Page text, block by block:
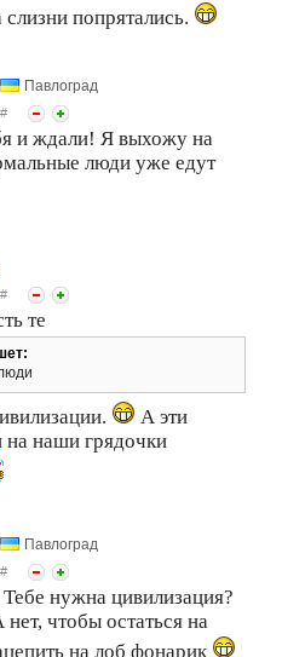
попрятались.
Павлоград
#
и ждали! Я выхожу на
люди уже едут
#
те
А эти
на наши грядочки
Павлоград
#
нужна цивилизация?
чтобы остаться на
на лоб фонарик